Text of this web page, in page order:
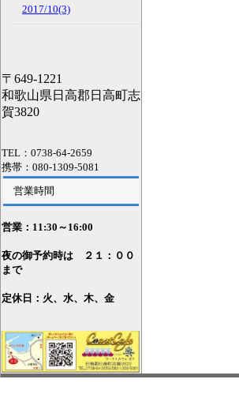
2017/10(3)
〒649-1221
和歌山県日高郡日高町志
賀3820
TEL：0738-64-2659
携帯：080-1309-5081
営業時間
営業：11:30～16:00
夜の御予約時は ２１：００
まで
定休日：火、水、木、金